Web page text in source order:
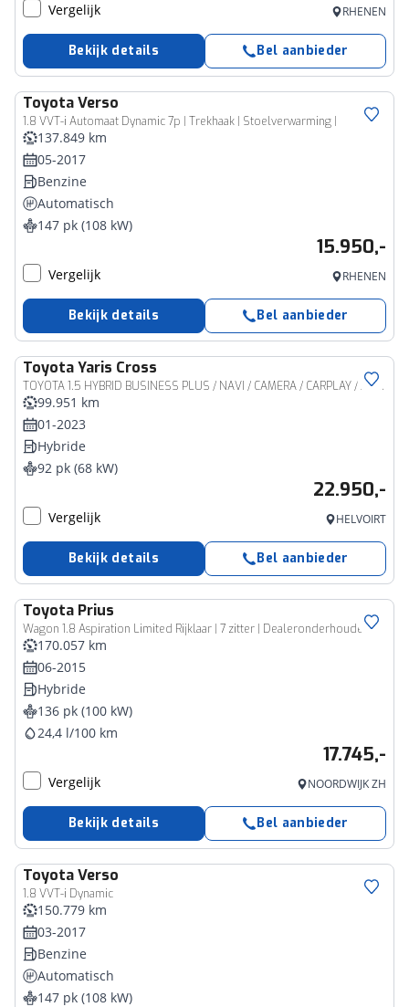
Vergelijk RHENEN
Bekijk details Bel aanbieder
ToyotaVerso
1.8 VVT-i Automaat Dynamic 7p | Trekhaak | Stoelverwarming |
137.849 km
05-2017
Benzine
Automatisch
147 pk (108 kW)
15.950,-
Vergelijk RHENEN
Bekijk details Bel aanbieder
ToyotaYaris Cross
TOYOTA 1.5 HYBRID BUSINESS PLUS / NAVI / CAMERA / CARPLAY / ADAP. CRUISE / KEYLESS / LED / DAB / 17&#39;&#39; LM-VELGEN
99.951 km
01-2023
Hybride
92 pk (68 kW)
22.950,-
Vergelijk HELVOIRT
Bekijk details Bel aanbieder
Toyota Prius
Wagon 1.8 Aspiration Limited Rijklaar | 7 zitter | Dealeronderhouden
170.057 km
06-2015
Hybride
136 pk (100 kW)
24,4 l/100 km
17.745,-
Vergelijk NOORDWIJK ZH
Bekijk details Bel aanbieder
ToyotaVerso
1.8 VVT-i Dynamic
150.779 km
03-2017
Benzine
Automatisch
147 pk (108 kW)